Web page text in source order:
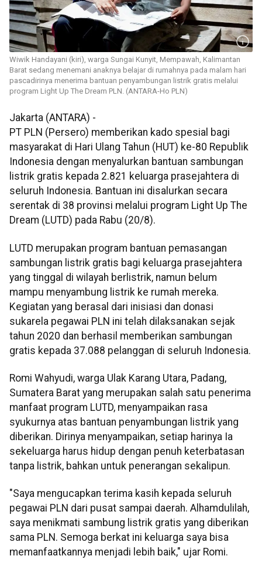
Wiwik Handayani (kiri), warga Sungai Kunyit, Mempawah, Kalimantan
Barat sedang menemani anaknya belajar di rumahnya pada malam hari
pascadirinya menerima bantuan penyambungan listrik gratis melalui
program Light Up The Dream PLN. (ANTARA-Ho PLN)
Jakarta (ANTARA) -
PT PLN (Persero) memberikan kado spesial bagi
masyarakat di Hari Ulang Tahun (HUT) ke-80 Republik
Indonesia dengan menyalurkan bantuan sambungan
listrik gratis kepada 2.821 keluarga prasejahtera di
seluruh Indonesia. Bantuan ini disalurkan secara
serentak di 38 provinsi melalui program Light Up The
Dream (LUTD) pada Rabu (20/8).
LUTD merupakan program bantuan pemasangan
sambungan listrik gratis bagi keluarga prasejahtera
yang tinggal di wilayah berlistrik, namun belum
mampu menyambung listrik ke rumah mereka.
Kegiatan yang berasal dari inisiasi dan donasi
sukarela pegawai PLN ini telah dilaksanakan sejak
tahun 2020 dan berhasil memberikan sambungan
gratis kepada 37.088 pelanggan di seluruh Indonesia.
Romi Wahyudi, warga Ulak Karang Utara, Padang,
Sumatera Barat yang merupakan salah satu penerima
manfaat program LUTD, menyampaikan rasa
syukurnya atas bantuan penyambungan listrik yang
diberikan. Dirinya menyampaikan, setiap harinya Ia
sekeluarga harus hidup dengan penuh keterbatasan
tanpa listrik, bahkan untuk penerangan sekalipun.
"Saya mengucapkan terima kasih kepada seluruh
pegawai PLN dari pusat sampai daerah. Alhamdulilah,
saya menikmati sambung listrik gratis yang diberikan
sama PLN. Semoga berkat ini keluarga saya bisa
memanfaatkannya menjadi lebih baik," ujar Romi.